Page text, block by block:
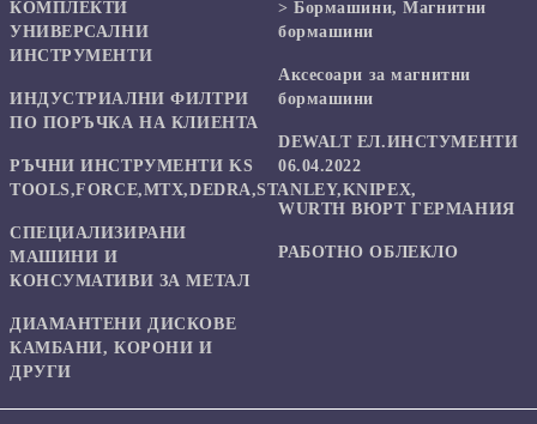
КОМПЛЕКТИ
УНИВЕРСАЛНИ
ИНСТРУМЕНТИ
ИНДУСТРИАЛНИ ФИЛТРИ
ПО ПОРЪЧКА НА КЛИЕНТА
РЪЧНИ ИНСТРУМЕНТИ KS
TOOLS,FORCE,MTX,DEDRA,STANLEY,KNIPEX,
СПЕЦИАЛИЗИРАНИ
МАШИНИ И
КОНСУМАТИВИ ЗА МЕТАЛ
ДИАМАНТЕНИ ДИСКОВЕ
КАМБАНИ, КОРОНИ И
ДРУГИ
> Бормашини, Магнитни
бормашини
Аксесоари за магнитни
бормашини
DEWALT ЕЛ.ИНСТУМЕНТИ
06.04.2022
WURTH ВЮРТ ГЕРМАНИЯ
РАБОТНО ОБЛЕКЛО